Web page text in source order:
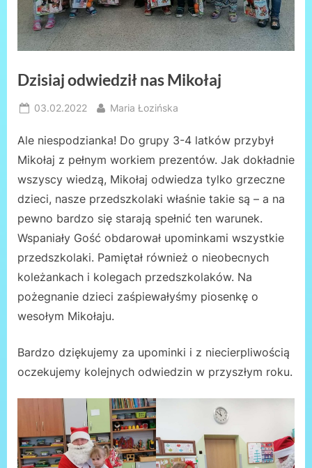
Dzisiaj odwiedził nas Mikołaj
Posted
03.02.2022 By
Maria Łozińska
Ale niespodzianka! Do grupy 3-4 latków przybył
Mikołaj z pełnym workiem prezentów. Jak dokładnie
wszyscy wiedzą, Mikołaj odwiedza tylko grzeczne
dzieci, nasze przedszkolaki właśnie takie są – a na
pewno bardzo się starają spełnić ten warunek.
Wspaniały Gość obdarował upominkami wszystkie
przedszkolaki. Pamiętał również o nieobecnych
koleżankach i kolegach przedszkolaków. Na
pożegnanie dzieci zaśpiewałyśmy piosenkę o
wesołym Mikołaju.
Bardzo dziękujemy za upominki i z niecierpliwością
oczekujemy kolejnych odwiedzin w przyszłym roku.